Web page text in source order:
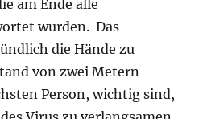
am Ende alle
wurden. Das
die Hände zu
von zwei Metern
Person, wichtig sind,